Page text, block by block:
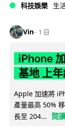
科技娛樂 生
Vin 1 日
iPhone
基地 上
Apple 加速將
產量最高 50%
長至 204...
閱